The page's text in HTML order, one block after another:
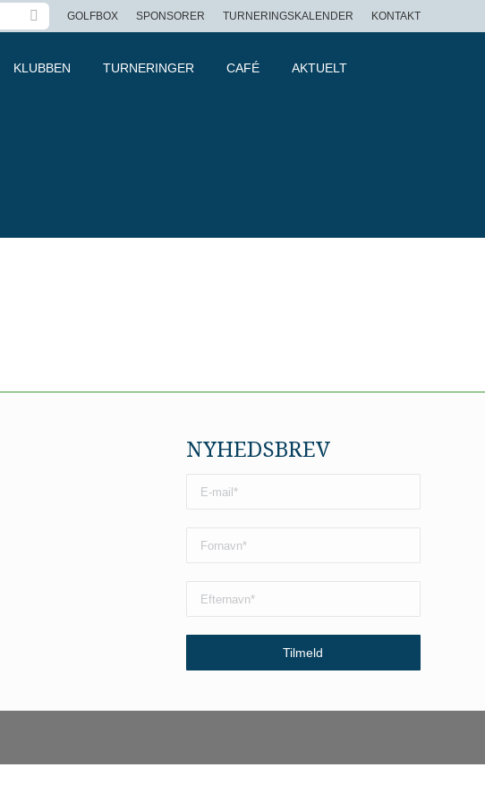
GOLFBOX SPONSORER TURNERINGSKALENDER KONTAKT
KLUBBEN TURNERINGER CAFÉ AKTUELT
NYHEDSBREV